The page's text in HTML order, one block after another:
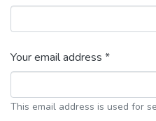
Your email address *
This email address is used for